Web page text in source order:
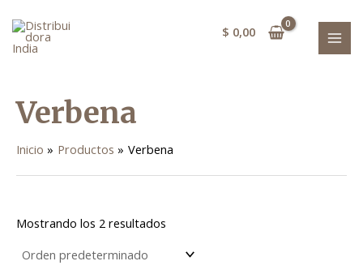
contenido
$ 0,00
Verbena
Inicio Productos Verbena
Mostrando los 2 resultados